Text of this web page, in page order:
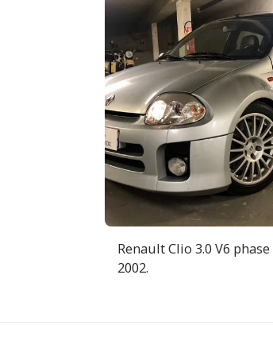
Renault Clio 3.0 V6 phase
2002.